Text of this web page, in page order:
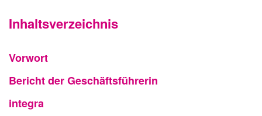
Inhaltsverzeichnis
Vorwort
Bericht der Geschäftsführerin
integra